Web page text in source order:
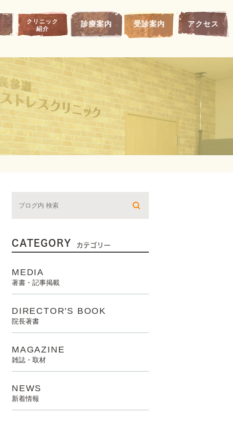
クリニック
紹介
診療案内 受診案内 アクセス
CATEGORY カテゴリー
MEDIA
著書・記事掲載
DIRECTOR'S BOOK
院長著書
MAGAZINE
雑誌・取材
NEWS
新着情報